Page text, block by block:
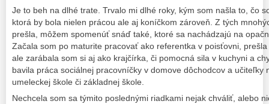
Je to beh na dlhé trate. Trvalo mi dlhé roky, kým som našla to, čo
ktorá by bola nielen prácou ale aj koníčkom zároveň. Z tých
prešla, môžem spomenúť snáď také, ktoré sa nachádzajú na
Začala som po maturite pracovať ako referentka v poisťovni,
ale zarábala som si aj ako krajčírka, či pomocná sila v kuchyni a
bavila práca sociálnej pracovníčky v domove dôchodcov a učiteľky
umeleckej škole či základnej škole.
Nechcela som sa týmito poslednými riadkami nejak chváliť, alebo